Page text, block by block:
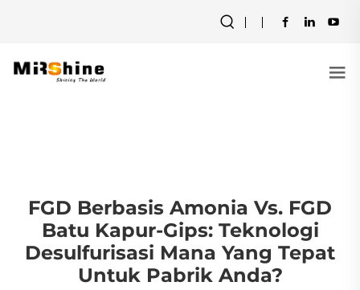
FGD Berbasis Amonia Vs. FGD
Batu Kapur-Gips: Teknologi
Desulfurisasi Mana Yang Tepat
Untuk Pabrik Anda?